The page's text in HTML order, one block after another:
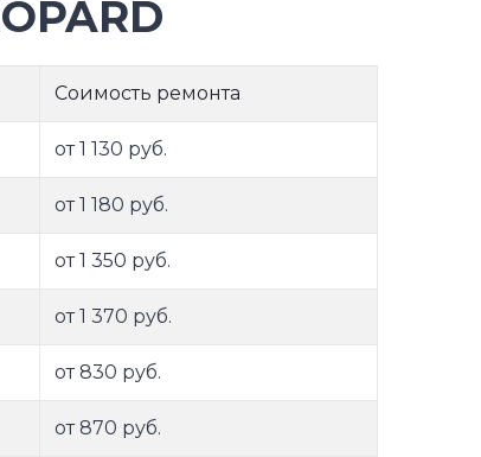
Соимость ремонта
от 1 130 руб.
от 1 180 руб.
от 1 350 руб.
от 1 370 руб.
от 830 руб.
от 870 руб.